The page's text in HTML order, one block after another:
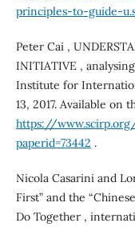
principles-to-guide-
Peter Cai ,
INITIATIVE ,
Institute for
13, 2017. Available on
https://
paperid=73442 .
Nicola Casarini and
First” and the
Do Together ,